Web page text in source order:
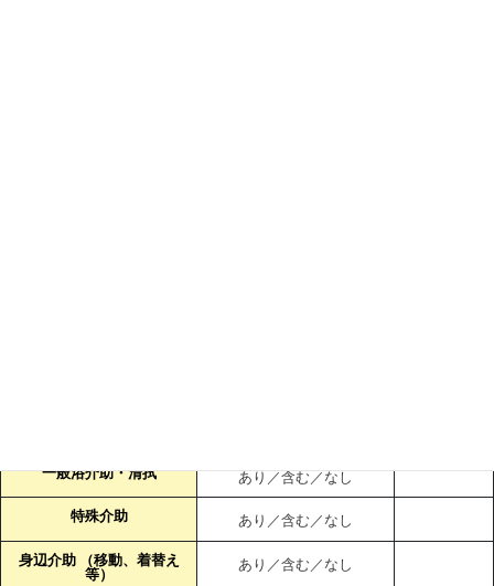
一般浴介助・清拭 あり／含む／なし
特殊介助 あり／含む／なし
身辺介助 （移動、着替え
等）
あり／含む／なし